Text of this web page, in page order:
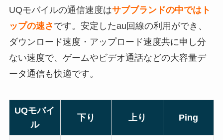
UQモバイルの通信速度はサブブランドの中ではト
ップの速さ です。安定したau回線の利用ができ、
ダウンロード速度・アップロード速度共に申し分
ない速度で、ゲームやビデオ通話などの大容量デ
ータ通信も快適です。
UQモバイ
ル
下り 上り Ping